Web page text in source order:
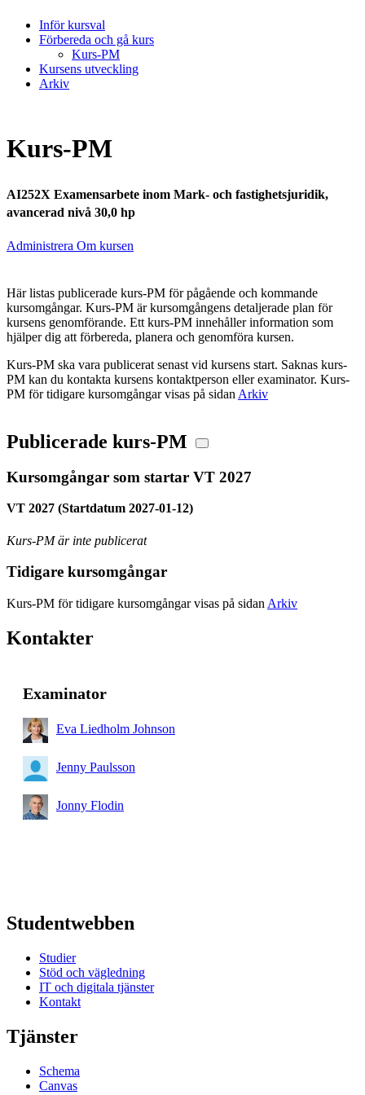
Inför kursval
Förbereda och gå kurs
Kurs-PM
Kursens utveckling
Arkiv
Kurs-PM
AI252X Examensarbete inom Mark- och fastighetsjuridik,
avancerad nivå 30,0 hp
Administrera Om kursen
Här listas publicerade kurs-PM för pågående och kommande
kursomgångar. Kurs-PM är kursomgångens detaljerade plan för
kursens genomförande. Ett kurs-PM innehåller information som
hjälper dig att förbereda, planera och genomföra kursen.
Kurs-PM ska vara publicerat senast vid kursens start. Saknas kurs-
PM kan du kontakta kursens kontaktperson eller examinator. Kurs-
PM för tidigare kursomgångar visas på sidan Arkiv
Publicerade kurs-PM
Kursomgångar som startar VT 2027
VT 2027 (Startdatum 2027-01-12)
Kurs-PM är inte publicerat
Tidigare kursomgångar
Kurs-PM för tidigare kursomgångar visas på sidan Arkiv
Kontakter
Examinator
Eva Liedholm Johnson
Jenny Paulsson
Jonny Flodin
Studentwebben
Studier
Stöd och vägledning
IT och digitala tjänster
Kontakt
Tjänster
Schema
Canvas